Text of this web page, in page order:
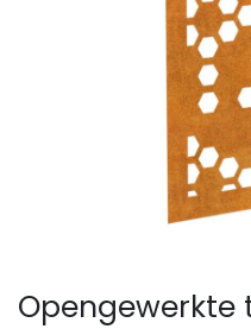
Opengewerkte